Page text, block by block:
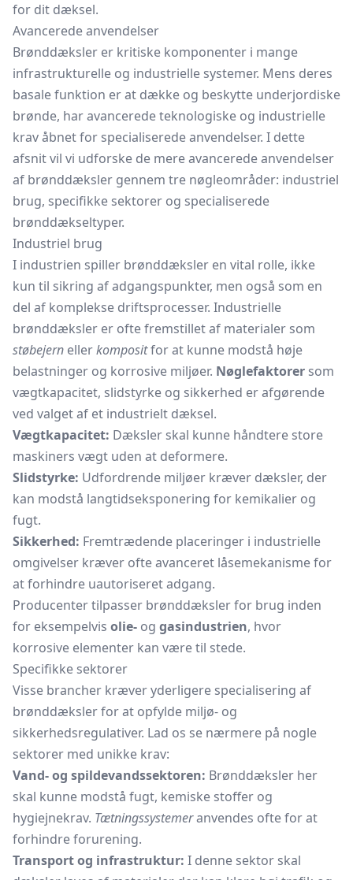
for dit dæksel.
Avancerede anvendelser
Brønddæksler er kritiske komponenter i mange
infrastrukturelle og industrielle systemer. Mens deres
basale funktion er at dække og beskytte underjordiske
brønde, har avancerede teknologiske og industrielle
krav åbnet for specialiserede anvendelser. I dette
afsnit vil vi udforske de mere avancerede anvendelser
af brønddæksler gennem tre nøgleområder: industriel
brug, specifikke sektorer og specialiserede
brønddækseltyper.
Industriel brug
I industrien spiller brønddæksler en vital rolle, ikke
kun til sikring af adgangspunkter, men også som en
del af komplekse driftsprocesser. Industrielle
brønddæksler er ofte fremstillet af materialer som
støbejern ellerkompositfor at kunne modstå høje
belastninger og korrosive miljøer. Nøglefaktorer som
vægtkapacitet, slidstyrke og sikkerhed er afgørende
ved valget af et industrielt dæksel.
Vægtkapacitet: Dæksler skal kunne håndtere store
maskiners vægt uden at deformere.
Slidstyrke: Udfordrende miljøer kræver dæksler, der
kan modstå langtidseksponering for kemikalier og
fugt.
Sikkerhed: Fremtrædende placeringer i industrielle
omgivelser kræver ofte avanceret låsemekanisme for
at forhindre uautoriseret adgang.
Producenter tilpasser brønddæksler for brug inden
for eksempelvis olie- og gasindustrien, hvor
korrosive elementer kan være til stede.
Specifikke sektorer
Visse brancher kræver yderligere specialisering af
brønddæksler for at opfylde miljø- og
sikkerhedsregulativer. Lad os se nærmere på nogle
sektorer med unikke krav:
Vand- og spildevandssektoren: Brønddæksler her
skal kunne modstå fugt, kemiske stoffer og
hygiejnekrav. Tætningssystemeranvendes ofte for at
forhindre forurening.
Transport og infrastruktur: I denne sektor skal